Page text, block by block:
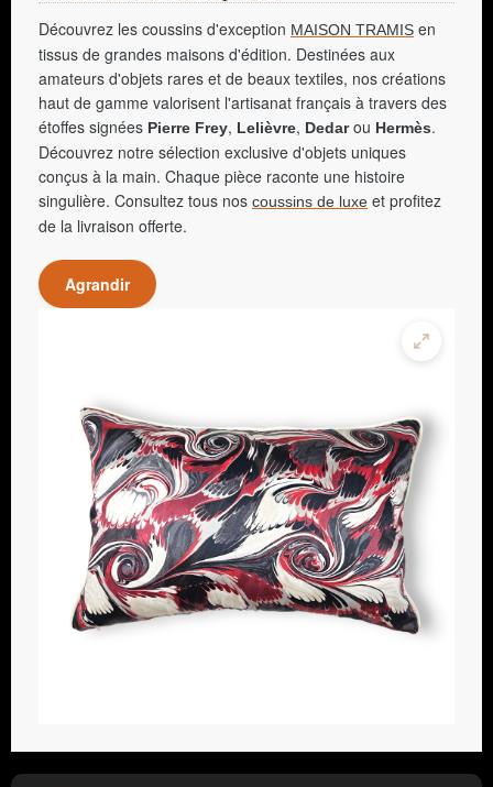
Découvrez les coussins d'exception MAISON TRAMIS en
tissus de grandes maisons d'édition. Destinées aux
amateurs d'objets rares et de beaux textiles, nos créations
haut de gamme valorisent l'artisanat français à travers des
étoffes signées Pierre Frey, Lelièvre, Dedarou Hermès.
Découvrez notre sélection exclusive d'objets uniques
conçus à la main. Chaque pièce raconte une histoire
singulière. Consultez tous nos coussins de luxe et profitez
de la livraison offerte.
Agrandir